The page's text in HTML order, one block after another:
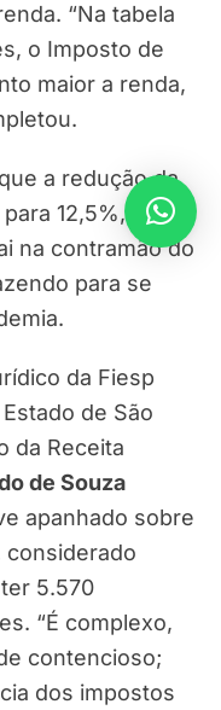
“Na tabela
o Imposto de
maior a renda,
a redução da
12,5%, em
na contramão do
para se
da Fiesp
de São
da Receita
de Souza
apanhado sobre
considerado
5.570
“É complexo,
contencioso;
dos impostos